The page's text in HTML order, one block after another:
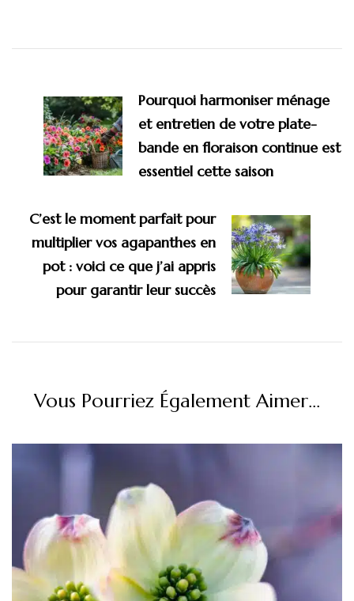
Pourquoi harmoniser ménage
et entretien de votre plate-
bande en floraison continue est
essentiel cette saison
C’est le moment parfait pour
multiplier vos agapanthes en
pot : voici ce que j’ai appris
pour garantir leur succès
Vous Pourriez Également Aimer...